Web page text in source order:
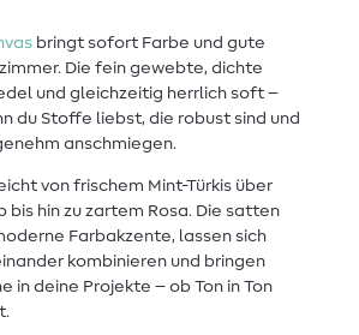
bringt sofort Farbe und gute
Die fein gewebte, dichte
und gleichzeitig herrlich soft –
du Stoffe liebst, die robust sind und
anschmiegen.
von frischem Mint-Türkis über
bis hin zu zartem Rosa. Die satten
Farbakzente, lassen sich
kombinieren und bringen
in deine Projekte – ob Ton in Ton